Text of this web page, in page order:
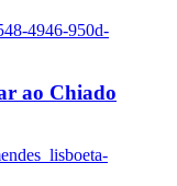
4946-950d-
ao Chiado